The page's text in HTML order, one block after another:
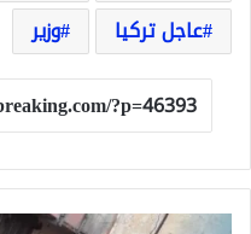
عاجل تركيا
وزير